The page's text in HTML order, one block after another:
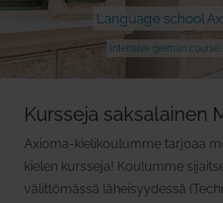
Language school
intensive german course
Kursseja saksalainen
Axioma-kielikoulumme tarjoaa
kielen kursseja! Koulumme
välittömässä läheisyydessä